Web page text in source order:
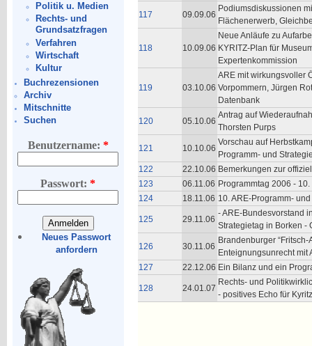
Politik u. Medien
Rechts- und
Grundsatzfragen
Verfahren
Wirtschaft
Kultur
Buchrezensionen
Archiv
Mitschnitte
Suchen
Benutzername: *
Passwort:*
Neues Passwort
anfordern
117 09.09.06
Podiumsdiskussionen
Flächenerwerb,
118 10.09.06
Neue Anläufe zu
KYRITZ-Plan für
Expertenkommission
119 03.10.06
ARE mit wirkungsvoller
Vorpommern, Jürgen
Datenbank
120 05.10.06
Antrag auf
Thorsten Purps
121 10.10.06
Vorschau auf
Programm- und
122
22.10.06 Bemerkungen zur
123
06.11.06 Programmtag 2006 -
124
18.11.06 10. ARE-Programm-
125 29.11.06
- ARE-Bundesvorstand
Strategietag in Borken -
126 30.11.06
Brandenburger “Fritsch-
Enteignungsunrecht mit
127
22.12.06 Ein Bilanz und ein
128 24.01.07
Rechts- und
- positives Echo für